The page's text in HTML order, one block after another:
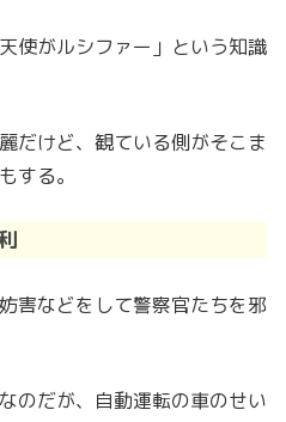
使がルシファー」という知識
だけど、観ている側がそこま
する。
害などをして警察官たちを邪
のだが、自動運転の車のせい